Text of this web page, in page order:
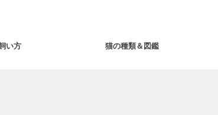
い方 猫の種類＆図鑑